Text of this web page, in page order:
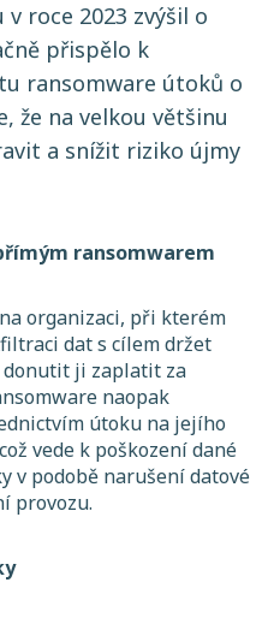
roce 2023 zvýšil o
přispělo k
ransomware útoků o
že na velkou většinu
a snížit riziko újmy
ransomwarem
organizaci, při kterém
dat s cílem držet
donutit ji zaplatit za
naopak
útoku na jejího
vede k poškození dané
v podobě narušení datové
provozu.